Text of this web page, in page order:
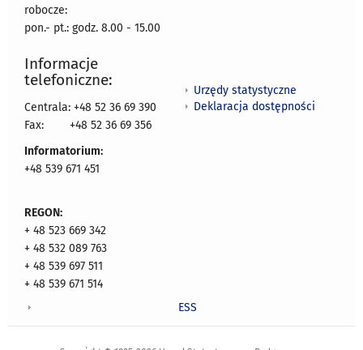
robocze:
pon.- pt.: godz. 8.00 - 15.00
Informacje
telefoniczne:
Centrala: +48 52 36 69 390
Fax:
+48 52 36 69 356
Informatorium:
+48 539 671 451
REGON:
+ 48 523 669 342
+ 48 532 089 763
+ 48 539 697 511
+ 48 539 671 514
Urzędy statystyczne
Deklaracja dostępności
ESS